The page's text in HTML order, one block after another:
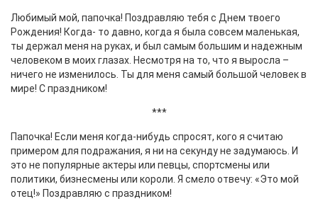
Любимый мой, папочка! Поздравляю тебя с Днем твоего
Рождения! Когда- то давно, когда я была совсем маленькая,
ты держал меня на руках, и был самым большим и надежным
человеком в моих глазах. Несмотря на то, что я выросла –
ничего не изменилось. Ты для меня самый большой человек в
мире! С праздником!
***
Папочка! Если меня когда-нибудь спросят, кого я считаю
примером для подражания, я ни на секунду не задумаюсь. И
это не популярные актеры или певцы, спортсмены или
политики, бизнесмены или короли. Я смело отвечу: «Это мой
отец!» Поздравляю с праздником!